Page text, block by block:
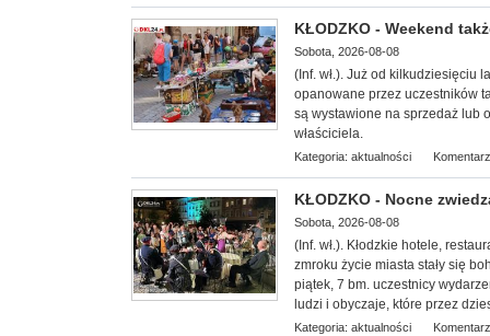
KŁODZKO - Weekend
Sobota, 2026-08-08
(Inf. wł.). Już od kilkudziesięciu
opanowane przez uczestników
są wystawione na sprzedaż lub
właściciela.
Kategoria: aktualności
KŁODZKO - Nocne
Sobota, 2026-08-08
(Inf. wł.). Kłodzkie hotele,
zmroku życie miasta stały się
piątek, 7 bm. uczestnicy
ludzi i obyczaje, które przez
Kategoria: aktualności